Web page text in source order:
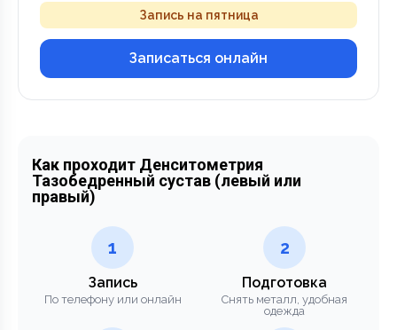
Запись на пятница
Записаться онлайн
Как проходит Денситометрия
Тазобедренный сустав (левый или
правый)
1
Запись
По телефону или онлайн
2
Подготовка
Снять металл, удобная
одежда